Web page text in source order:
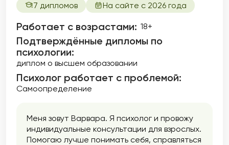
7 дипломов
На сайте с 2026 года
Работает с возрастами: 18+
Подтверждённые дипломы по
психологии:
диплом о высшем образовании
Психолог работает с проблемой:
Самоопределение
Меня зовут Варвара. Я психолог и провожу
индивидуальные консультации для взрослых.
Помогаю лучше понимать себя, справляться